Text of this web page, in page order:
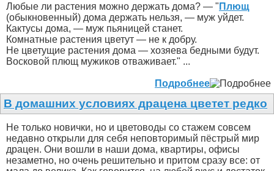
Любые ли растения можно держать дома? — " Плющ
(обыкновенный) дома держать нельзя, — муж уйдет.
Кактусы дома, — муж пьяницей станет.
Комнатные растения цветут — не к добру.
Не цветущие растения дома — хозяева бедными будут.
Восковой плющ мужиков отваживает." ...
Подробнее
В домашних условиях драцена цветет редко
Не только новички, но и цветоводы со стажем совсем
недавно открыли для себя неповторимый пёстрый мир
драцен. Они вошли в наши дома, квартиры, офисы
незаметно, но очень решительно и притом сразу все: от